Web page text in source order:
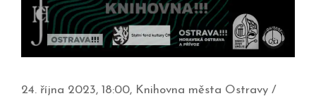
24. října 2023, 18:00, Knihovna města Ostravy /